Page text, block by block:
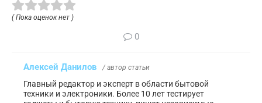
( Пока оценок нет )
0
Алексей Данилов / автор статьи
Главный редактор и эксперт в области бытовой
техники и электроники. Более 10 лет тестирует